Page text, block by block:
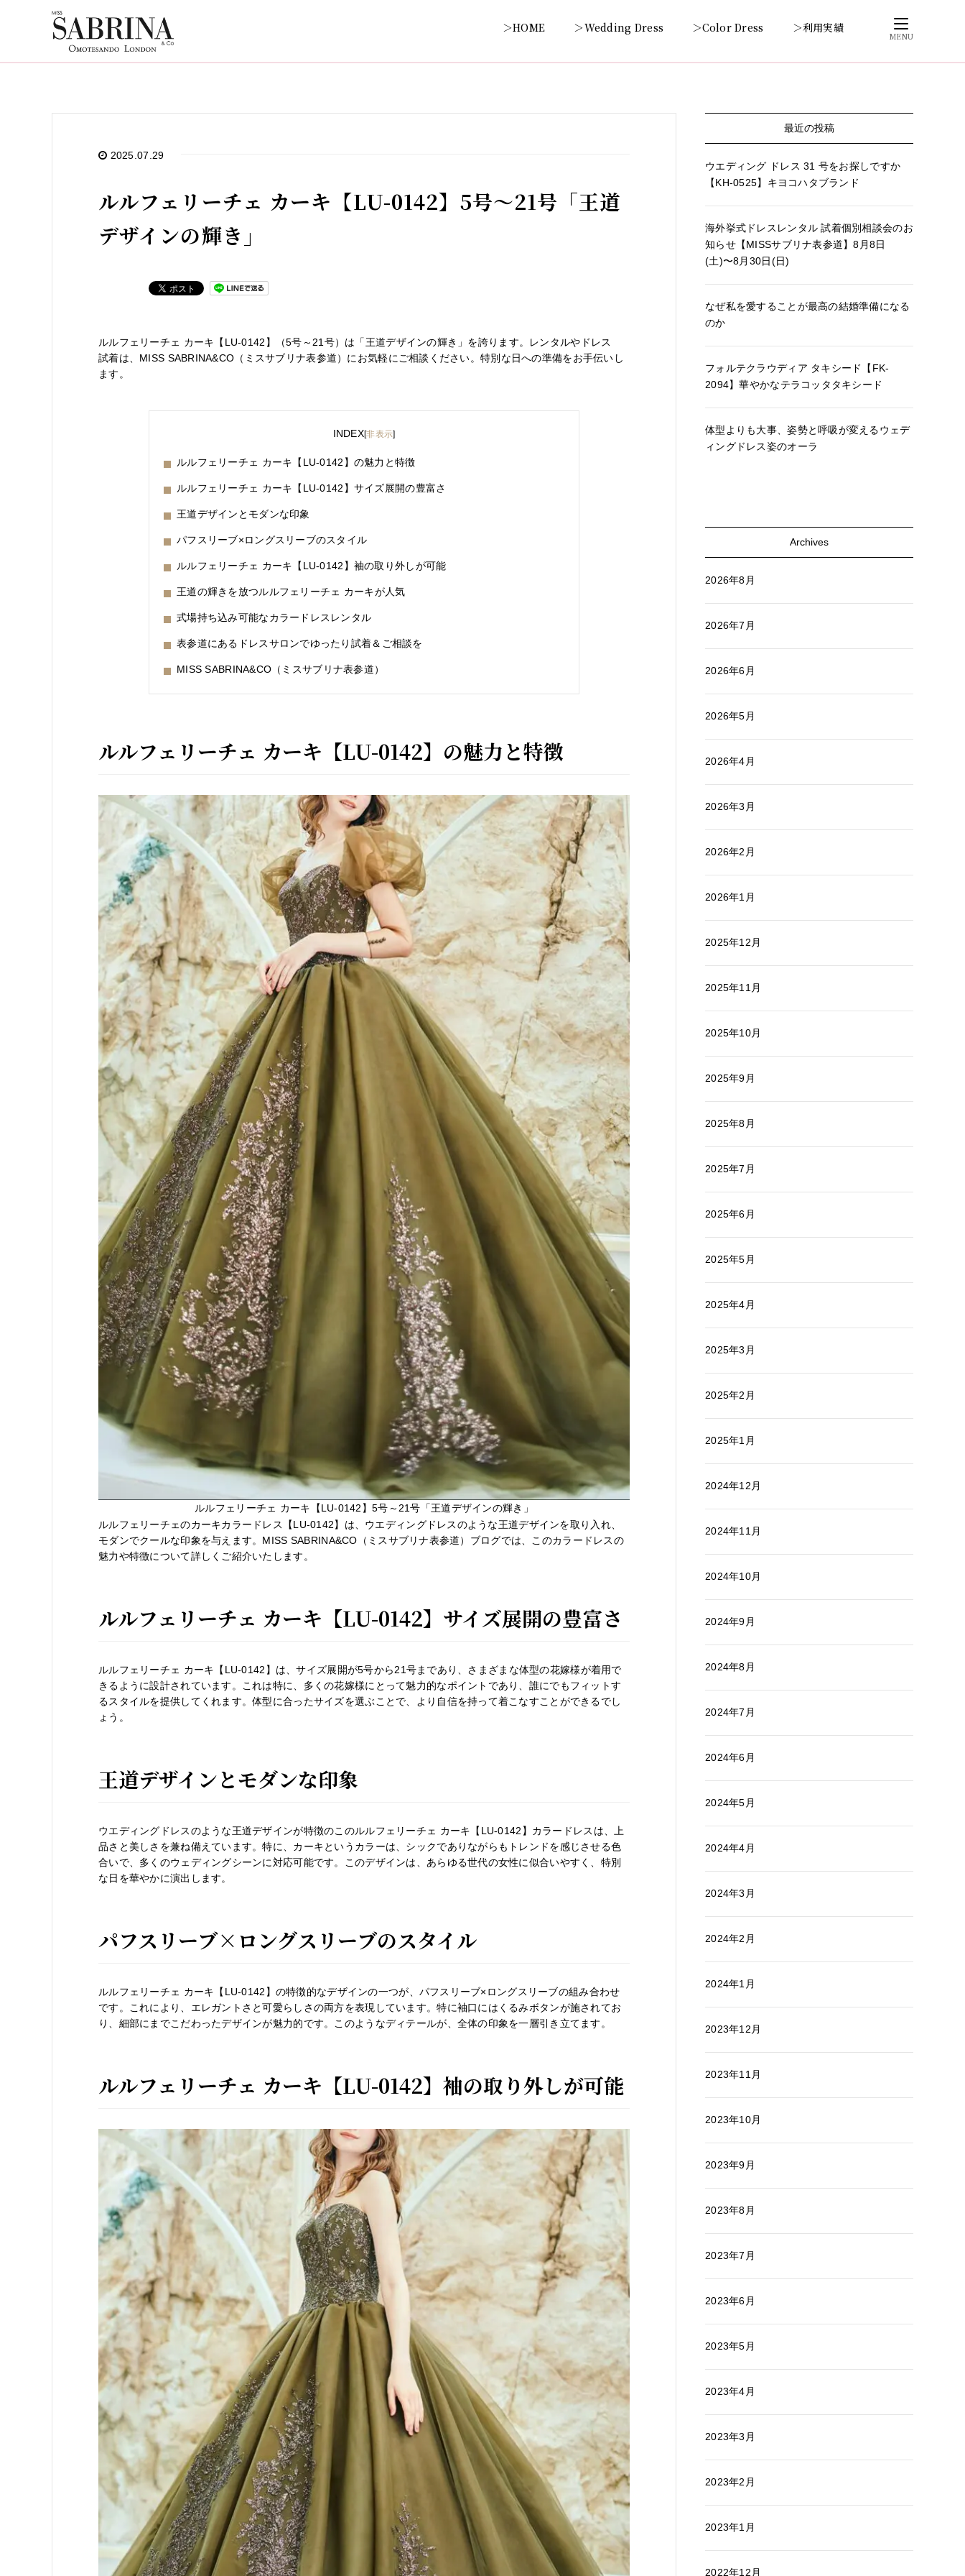
＞HOME ＞Wedding Dress ＞Color Dress ＞利用実績
MENU
2025.07.29
ルルフェリーチェ カーキ【LU-0142】5号～21号「王道
デザインの輝き」
ルルフェリーチェ カーキ【LU-0142】（5号～21号）は「王道デザインの輝き」を誇ります。レンタルやドレス
試着は、MISS SABRINA&CO（ミスサブリナ表参道）にお気軽にご相談ください。特別な日への準備をお手伝いし
ます。
INDEX[非表示]
ルルフェリーチェ カーキ【LU-0142】の魅力と特徴
ルルフェリーチェ カーキ【LU-0142】サイズ展開の豊富さ
王道デザインとモダンな印象
パフスリーブ×ロングスリーブのスタイル
ルルフェリーチェ カーキ【LU-0142】袖の取り外しが可能
王道の輝きを放つルルフェリーチェ カーキが人気
式場持ち込み可能なカラードレスレンタル
表参道にあるドレスサロンでゆったり試着＆ご相談を
MISS SABRINA&CO（ミスサブリナ表参道）
ルルフェリーチェ カーキ【LU-0142】の魅力と特徴
ルルフェリーチェ カーキ【LU-0142】5号～21号「王道デザインの輝き」
ルルフェリーチェのカーキカラードレス【LU-0142】は、ウエディングドレスのような王道デザインを取り入れ、
モダンでクールな印象を与えます。MISS SABRINA&CO（ミスサブリナ表参道）ブログでは、このカラードレスの
魅力や特徴について詳しくご紹介いたします。
ルルフェリーチェ カーキ【LU-0142】サイズ展開の豊富さ
ルルフェリーチェ カーキ【LU-0142】は、サイズ展開が5号から21号まであり、さまざまな体型の花嫁様が着用で
きるように設計されています。これは特に、多くの花嫁様にとって魅力的なポイントであり、誰にでもフィットす
るスタイルを提供してくれます。体型に合ったサイズを選ぶことで、より自信を持って着こなすことができるでし
ょう。
王道デザインとモダンな印象
ウエディングドレスのような王道デザインが特徴のこのルルフェリーチェ カーキ【LU-0142】カラードレスは、上
品さと美しさを兼ね備えています。特に、カーキというカラーは、シックでありながらもトレンドを感じさせる色
合いで、多くのウェディングシーンに対応可能です。このデザインは、あらゆる世代の女性に似合いやすく、特別
な日を華やかに演出します。
パフスリーブ×ロングスリーブのスタイル
ルルフェリーチェ カーキ【LU-0142】の特徴的なデザインの一つが、パフスリーブ×ロングスリーブの組み合わせ
です。これにより、エレガントさと可愛らしさの両方を表現しています。特に袖口にはくるみボタンが施されてお
り、細部にまでこだわったデザインが魅力的です。このようなディテールが、全体の印象を一層引き立てます。
ルルフェリーチェ カーキ【LU-0142】袖の取り外しが可能
最近の投稿
ウエディング ドレス 31 号をお探しですか
【KH-0525】キヨコハタブランド
海外挙式ドレスレンタル 試着個別相談会のお
知らせ【MISSサブリナ表参道】8月8日
(土)〜8月30日(日)
なぜ私を愛することが最高の結婚準備になる
のか
フォルテクラウディア タキシード【FK-
2094】華やかなテラコッタタキシード
体型よりも大事、姿勢と呼吸が変えるウェデ
ィングドレス姿のオーラ
Archives
2026年8月
2026年7月
2026年6月
2026年5月
2026年4月
2026年3月
2026年2月
2026年1月
2025年12月
2025年11月
2025年10月
2025年9月
2025年8月
2025年7月
2025年6月
2025年5月
2025年4月
2025年3月
2025年2月
2025年1月
2024年12月
2024年11月
2024年10月
2024年9月
2024年8月
2024年7月
2024年6月
2024年5月
2024年4月
2024年3月
2024年2月
2024年1月
2023年12月
2023年11月
2023年10月
2023年9月
2023年8月
2023年7月
2023年6月
2023年5月
2023年4月
2023年3月
2023年2月
2023年1月
2022年12月